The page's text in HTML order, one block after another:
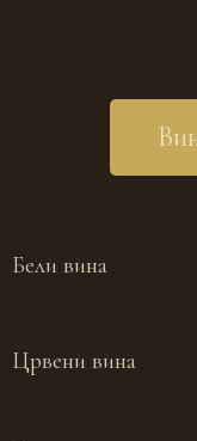
Бели вина
Црвени вина